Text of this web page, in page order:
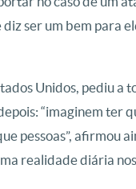
ser um bem para
Unidos, pediu a
“imaginem ter
pessoas”, afirmou
realidade diária